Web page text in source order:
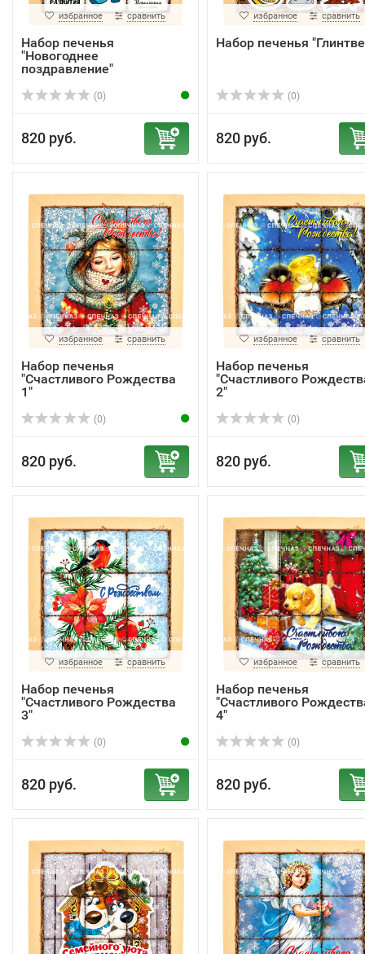
избранное сравнить
Набор печенья
"Новогоднее
поздравление"
(0)
820 руб.
избранное сравнить
Набор печенья
(0)
820 руб.
избранное сравнить
Набор печенья
"Счастливого Рождества
1"
(0)
820 руб.
избранное сравнить
Набор печенья
"Счастливого
2"
(0)
820 руб.
избранное сравнить
Набор печенья
"Счастливого Рождества
3"
(0)
820 руб.
избранное сравнить
Набор печенья
"Счастливого
4"
(0)
820 руб.